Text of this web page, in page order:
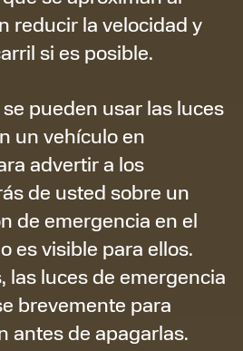
reducir la velocidad y
si es posible.
pueden usar las luces
un vehículo en
advertir a los
de usted sobre un
de emergencia en el
es visible para ellos.
las luces de emergencia
brevemente para
antes de apagarlas.